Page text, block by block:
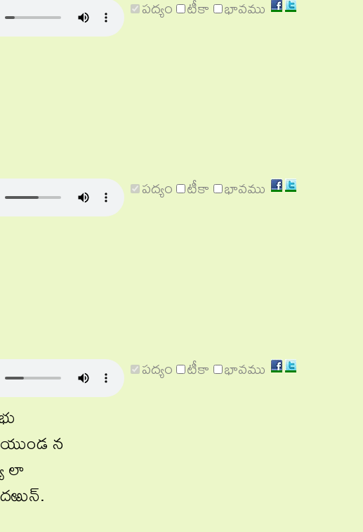
పద్యం టీకా భావము onon
పద్యం టీకా భావము Share
on Share
on
పద్యం టీకా భావము Share
on Share
on
న
లా